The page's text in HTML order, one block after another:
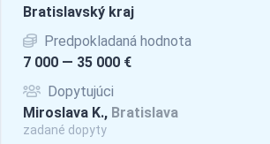
Bratislavský kraj
Predpokladaná hodnota
7 000 — 35 000 €
Dopytujúci
Miroslava K., Bratislava
zadané dopyty